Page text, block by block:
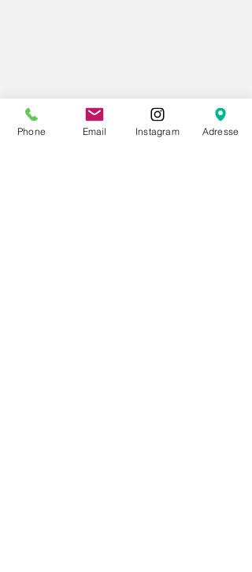
Phone Email Instagram Adresse